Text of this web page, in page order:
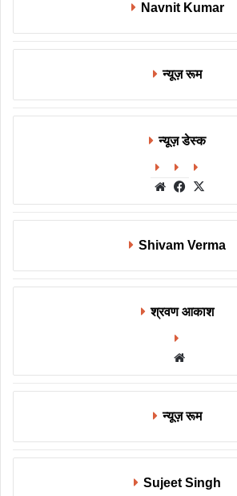
Navnit Kumar
न्यूज़ रूम
न्यूज़ डेस्क
WebsiteFacebook
Shivam Verma
श्रवण आकाश
न्यूज़ रूम
Sujeet Singh